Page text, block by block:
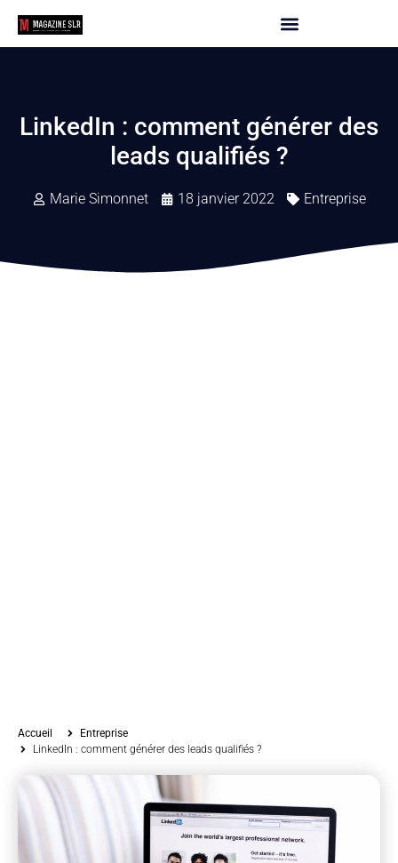
LinkedIn : comment générer des
leads qualifiés ?
Marie Simonnet 18 janvier 2022 Entreprise
Accueil
Entreprise
LinkedIn : comment générer des leads qualifiés ?